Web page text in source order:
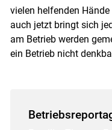
vielen helfenden
auch jetzt bringt sich
am Betrieb werden
ein Betrieb nicht